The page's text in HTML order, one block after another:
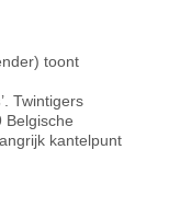
toont
’. Twintigers
Belgische
kantelpunt